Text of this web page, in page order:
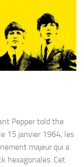
Pepper told the
15 janvier 1964, les
majeur qui a
hexagonales. Cet